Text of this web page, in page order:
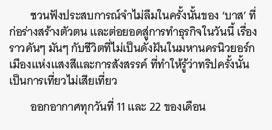
ชวนฟังประสบการณ์จำไม่ลืมในครั้งนั้นของ ‘บาส’ ที่
ก่อร่างสร้างตัวตน และต่อยอดสู่การทำธุรกิจในวันนี้ เรื่อง
ราวคันๆ มันๆ กับชีวิตที่ไม่เป็นดั่งฝันในมหานครนิวยอร์ก
เมืองแห่งแสงสีและการสังสรรค์ ที่ทำให้รู้ว่าทริปครั้งนั้น
เป็นการเที่ยวไม่เสียเที่ยว
ออกอากาศทุกวันที่ 11 และ 22 ของเดือน